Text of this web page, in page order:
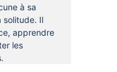
à sa
solitude. Il
apprendre
les